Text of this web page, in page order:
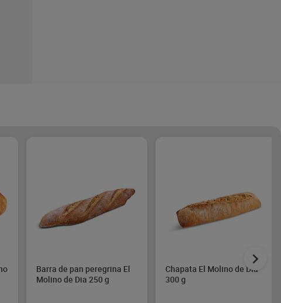
Barra de pan peregrina El
Molino de Dia 250 g
Chapata El Molino de Dia
300 g